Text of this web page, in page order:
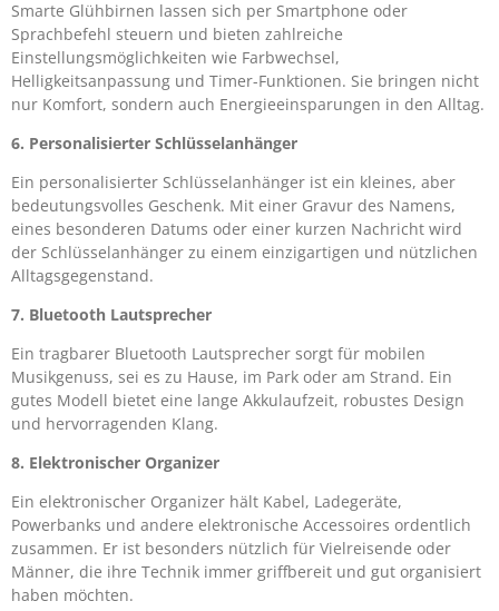
Smarte Glühbirnen lassen sich per Smartphone oder
Sprachbefehl steuern und bieten zahlreiche
Einstellungsmöglichkeiten wie Farbwechsel,
Helligkeitsanpassung und Timer-Funktionen. Sie bringen nicht
nur Komfort, sondern auch Energieeinsparungen in den Alltag.
6. Personalisierter Schlüsselanhänger
Ein personalisierter Schlüsselanhänger ist ein kleines, aber
bedeutungsvolles Geschenk. Mit einer Gravur des Namens,
eines besonderen Datums oder einer kurzen Nachricht wird
der Schlüsselanhänger zu einem einzigartigen und nützlichen
Alltagsgegenstand.
7. Bluetooth Lautsprecher
Ein tragbarer Bluetooth Lautsprecher sorgt für mobilen
Musikgenuss, sei es zu Hause, im Park oder am Strand. Ein
gutes Modell bietet eine lange Akkulaufzeit, robustes Design
und hervorragenden Klang.
8. Elektronischer Organizer
Ein elektronischer Organizer hält Kabel, Ladegeräte,
Powerbanks und andere elektronische Accessoires ordentlich
zusammen. Er ist besonders nützlich für Vielreisende oder
Männer, die ihre Technik immer griffbereit und gut organisiert
haben möchten.